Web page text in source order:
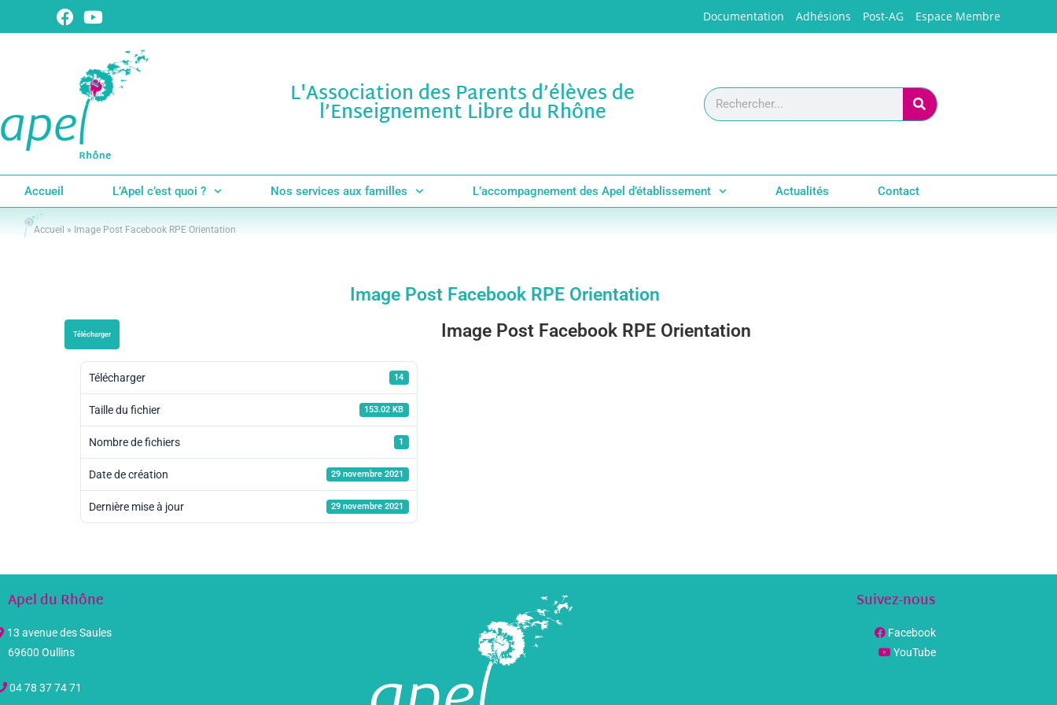
Documentation Adhésions Post-AG Espace Membre
L'Association des Parents d’élèves de
l’Enseignement Libre du Rhône
Accueil L’Apel c’est quoi ? Nos services aux familles L’accompagnement des Apel d’établissement Actualités Contact
Accueil » Image Post Facebook RPE Orientation
Image Post Facebook RPE Orientation
Télécharger
Télécharger 14
Taille du fichier 153.02 KB
Nombre de fichiers 1
Date de création 29 novembre 2021
Dernière mise à jour 29 novembre 2021
Image Post Facebook RPE Orientation
Apel du Rhône
13 avenue des Saules
69600 Oullins
04 78 37 74 71
Suivez-nous
Facebook
YouTube